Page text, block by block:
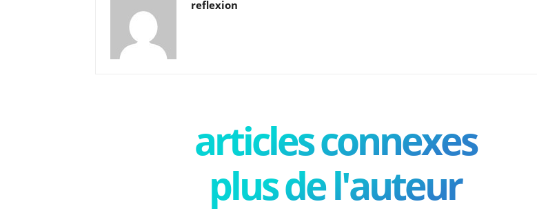
reflexion
articles connexes
plus de l'auteur